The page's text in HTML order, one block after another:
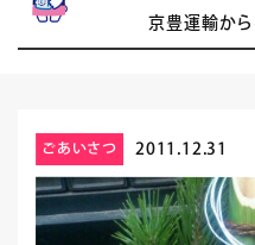
京豊運輸か
ごあいさつ 2011.12.31